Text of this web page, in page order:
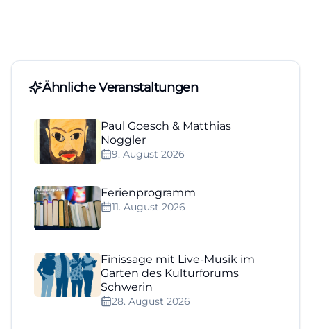
Ähnliche Veranstaltungen
Paul Goesch & Matthias
Noggler
9. August 2026
Ferienprogramm
11. August 2026
Finissage mit Live-Musik im
Garten des Kulturforums
Schwerin
28. August 2026